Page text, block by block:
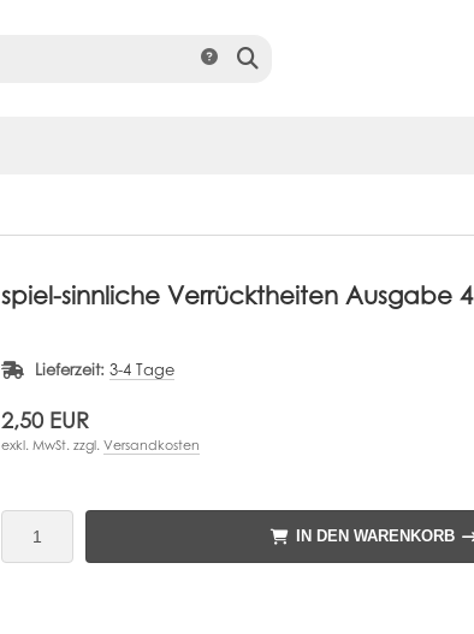
spiel-sinnliche Verrücktheiten Ausgabe 4
Lieferzeit: 3-4 Tage
2,50 EUR
exkl. MwSt. zzgl. Versandkosten
IN DEN WARENKORB